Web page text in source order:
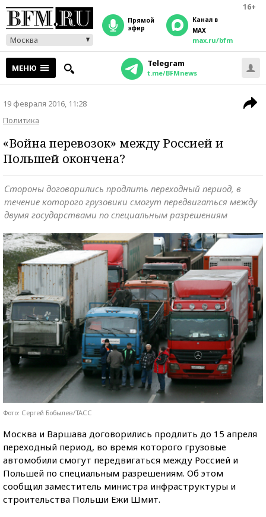
16+
Москва
прямой
эфир
Канал в
MAX
max.ru/bfm
МЕНЮ Telegram
t.me/BFMnews
19 февраля 2016, 11:28
Политика
«Война перевозок» между Россией и
Польшей окончена?
Стороны договорились продлить переходный период, в
течение которого грузовики смогут передвигаться между
двумя государствами по специальным разрешениям
Фото: Сергей Бобылев/ТАСС
Москва и Варшава договорились продлить до 15 апреля
переходный период, во время которого грузовые
автомобили смогут передвигаться между Россией и
Польшей по специальным разрешениям. Об этом
сообщил заместитель министра инфраструктуры и
строительства Польши Ежи Шмит.